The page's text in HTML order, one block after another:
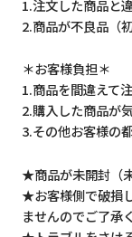
1.注文した商品と
2.商品が不良品（
＊お客様負担＊
1.商品を間違えて注
2.購入した商品が
3.その他お客様の
★商品が未開封（
★お客様側で破損
ませんのでご了承